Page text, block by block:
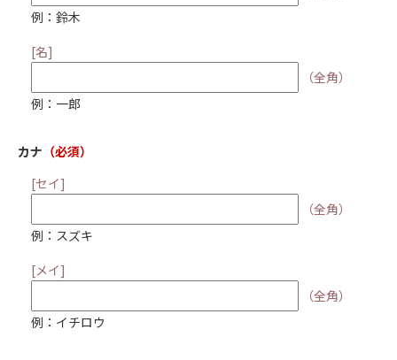
例：鈴木
[名]
（全角）
例：一郎
カナ （必須）
[セイ]
（全角）
例：スズキ
[メイ]
（全角）
例：イチロウ